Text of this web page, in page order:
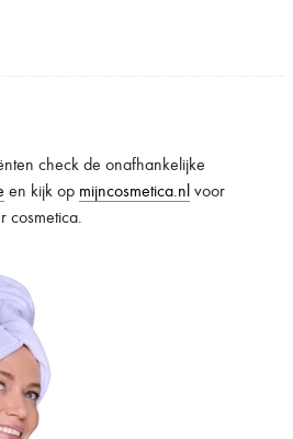
check de onafhankelijke
en kijk op mijncosmetica.nl voor
cosmetica.